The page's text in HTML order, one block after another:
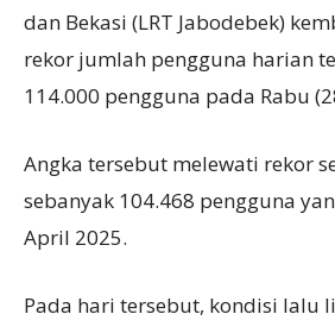
dan Bekasi (LRT Jabodebek)
rekor jumlah pengguna harian
114.000 pengguna pada Rabu
Angka tersebut melewati rekor
sebanyak 104.468 pengguna
April 2025.
Pada hari tersebut, kondisi lalu